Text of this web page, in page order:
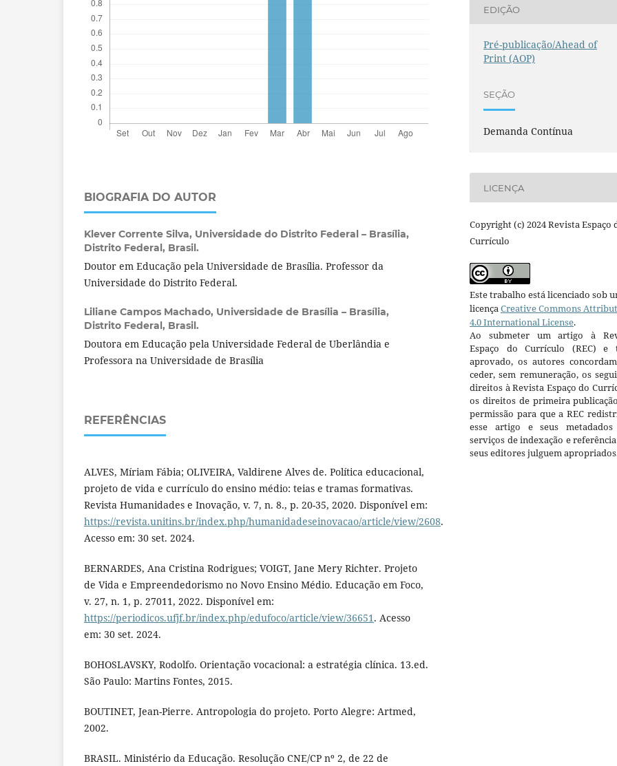
BIOGRAFIA DO AUTOR
Klever Corrente Silva, Universidade do Distrito Federal – Brasília,
Distrito Federal, Brasil.
Doutor em Educação pela Universidade de Brasília. Professor da
Universidade do Distrito Federal.
Liliane Campos Machado, Universidade de Brasília – Brasília,
Distrito Federal, Brasil.
Doutora em Educação pela Universidade Federal de Uberlândia e
Professora na Universidade de Brasília
REFERÊNCIAS
ALVES, Míriam Fábia; OLIVEIRA, Valdirene Alves de. Política educacional,
projeto de vida e currículo do ensino médio: teias e tramas formativas.
Revista Humanidades e Inovação, v. 7, n. 8., p. 20-35, 2020. Disponível em:
https://revista.unitins.br/index.php/humanidadeseinovacao/article/view/2608.
Acesso em: 30 set. 2024.
BERNARDES, Ana Cristina Rodrigues; VOIGT, Jane Mery Richter. Projeto
de Vida e Empreendedorismo no Novo Ensino Médio. Educação em Foco,
v. 27, n. 1, p. 27011, 2022. Disponível em:
https://periodicos.ufjf.br/index.php/edufoco/article/view/36651. Acesso
em: 30 set. 2024.
BOHOSLAVSKY, Rodolfo. Orientação vocacional: a estratégia clínica. 13.ed.
São Paulo: Martins Fontes, 2015.
BOUTINET, Jean-Pierre. Antropologia do projeto. Porto Alegre: Artmed,
2002.
BRASIL. Ministério da Educação. Resolução CNE/CP nº 2, de 22 de
EDIÇÃO
Pré-publicação/Ahead of
Print (AOP)
SEÇÃO
Demanda Contínua
LICENÇA
Copyright (c) 2024 Revista Espaço
Currículo
Este trabalho está licenciado sob
licençaCreative Commons
4.0 International License.
Ao submeter um artigo à
Espaço do Currículo (REC) e
aprovado, os autores
ceder, sem remuneração, os
direitos à Revista Espaço do
os direitos de primeira
permissão para que a REC
esse artigo e seus metadados
serviços de indexação e
seus editores julguem